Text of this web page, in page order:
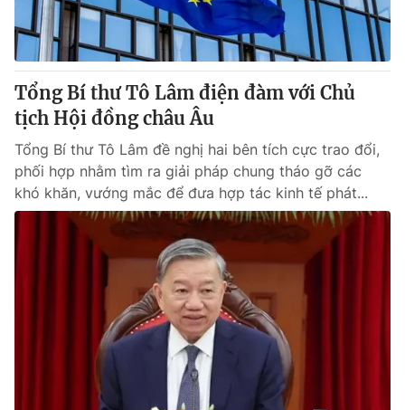
Tổng Bí thư Tô Lâm điện đàm với Chủ
tịch Hội đồng châu Âu
Tổng Bí thư Tô Lâm đề nghị hai bên tích cực trao đổi,
phối hợp nhằm tìm ra giải pháp chung tháo gỡ các
khó khăn, vướng mắc để đưa hợp tác kinh tế phát...